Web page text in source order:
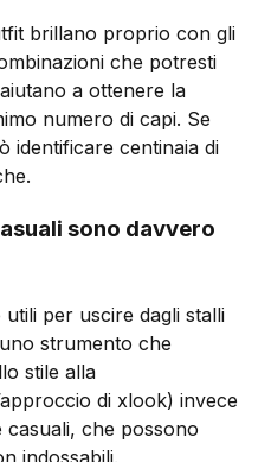
brillano proprio con gli
che potresti
a ottenere la
numero di capi. Se
identificare centinaia di
sono davvero
per uscire dagli stalli
strumento che
stile alla
di xlook) invece
casuali, che possono